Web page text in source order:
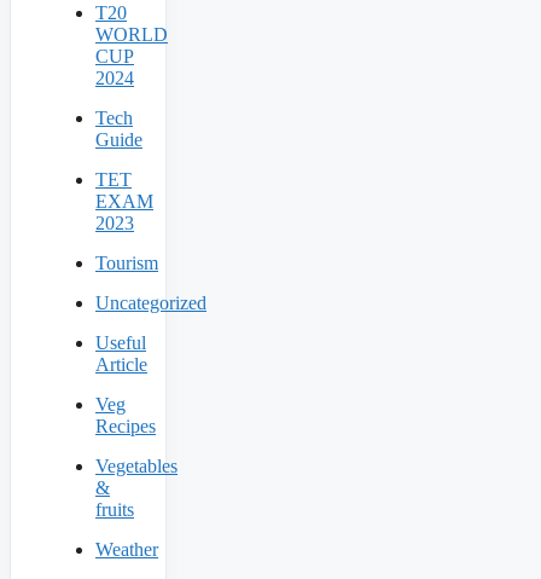
T20
WORLD
CUP
2024
Tech
Guide
TET
EXAM
2023
Tourism
Uncategorized
Useful
Article
Veg
Recipes
Vegetables
&
fruits
Weather